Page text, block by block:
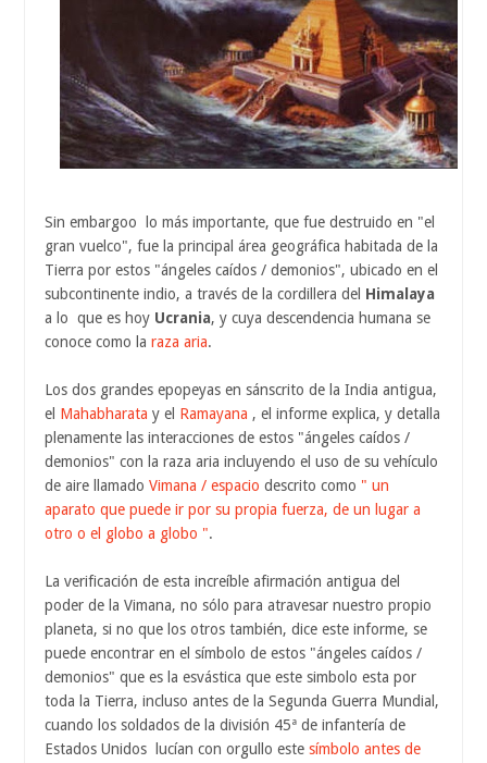
Sin embargoo lo más importante, que fue destruido en "el
gran vuelco", fue la principal área geográfica habitada de la
Tierra por estos "ángeles caídos / demonios", ubicado en el
subcontinente indio, a través de la cordillera del Himalaya
a lo que es hoy Ucrania, y cuya descendencia humana se
conoce como la raza aria.
Los dos grandes epopeyas en sánscrito de la India antigua,
el Mahabharata y el Ramayana , el informe explica, y detalla
plenamente las interacciones de estos "ángeles caídos /
demonios" con la raza aria incluyendo el uso de su vehículo
de aire llamado Vimana / espacio descrito como " un
aparato que puede ir por su propia fuerza, de un lugar a
otro o el globo a globo ".
La verificación de esta increíble afirmación antigua del
poder de la Vimana, no sólo para atravesar nuestro propio
planeta, si no que los otros también, dice este informe, se
puede encontrar en el símbolo de estos "ángeles caídos /
demonios" que es la esvástica que este simbolo esta por
toda la Tierra, incluso antes de la Segunda Guerra Mundial,
cuando los soldados de la división 45ª de infantería de
Estados Unidos lucían con orgullo este símbolo antes de